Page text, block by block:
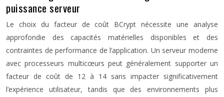
puissance serveur
Le choix du facteur de coût BCrypt nécessite une analyse
approfondie des capacités matérielles disponibles et des
contraintes de performance de l’application. Un serveur moderne
avec processeurs multicœurs peut généralement supporter un
facteur de coût de 12 à 14 sans impacter significativement
l’expérience utilisateur, tandis que des environnements plus